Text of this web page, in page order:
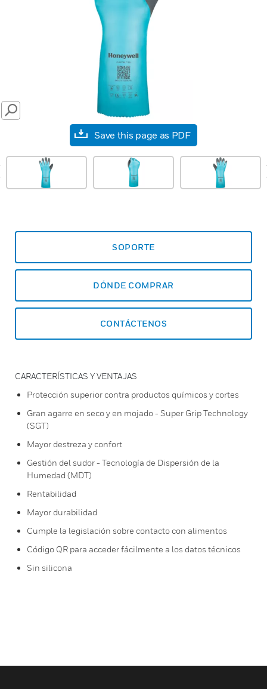
SEARCH
Save this page as PDF
SOPORTE
DÓNDE COMPRAR
CONTÁCTENOS
CARACTERÍSTICAS Y VENTAJAS
Protección superior contra productos químicos y cortes
Gran agarre en seco y en mojado - Super Grip Technology
(SGT)
Mayor destreza y confort
Gestión del sudor - Tecnología de Dispersión de la
Humedad (MDT)
Rentabilidad
Mayor durabilidad
Cumple la legislación sobre contacto con alimentos
Código QR para acceder fácilmente a los datos técnicos
Sin silicona